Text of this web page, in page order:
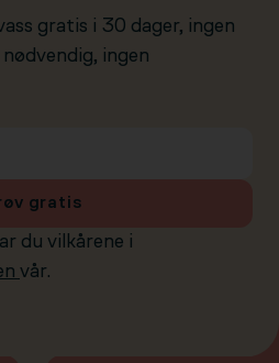
gratis i 30 dager, ingen
ingen
du vilkårene i
vår.
gratis